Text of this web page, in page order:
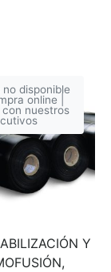
disponible
online |
con nuestros
Y